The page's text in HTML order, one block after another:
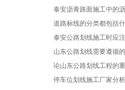
泰安沥青路面施工中的
道路标线的分类都包括
泰安公路划线施工时应
山东公路划线需要遵循
论山东公路划线工程的
停车位划线施工厂家分